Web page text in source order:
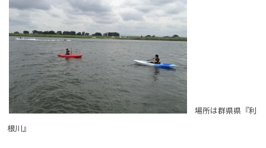
場所は群県県『利
根川』